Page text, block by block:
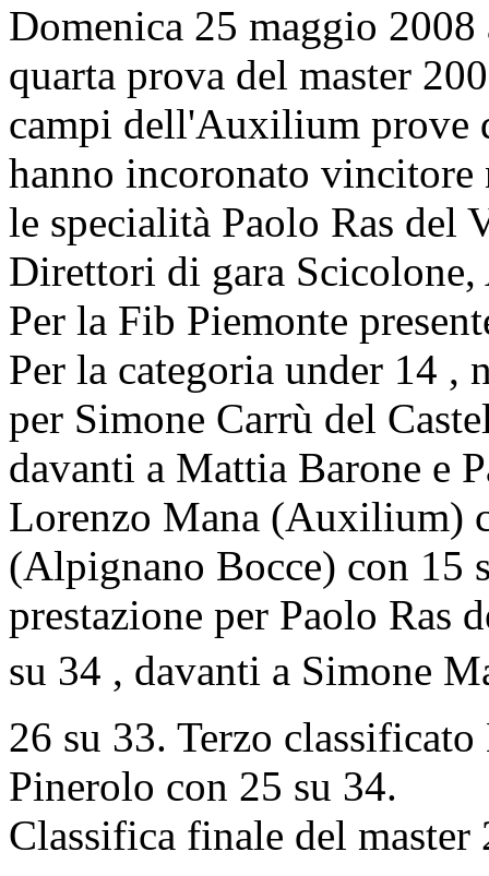
Domenica 25 maggio
quarta prova del master
campi dell'Auxilium prove
hanno incoronato
le specialità Paolo Ras del
Direttori di gara Scicolone,
Per la Fib Piemonte
Per la categoria under 14 ,
per Simone Carrù del
davanti a Mattia Barone e
Lorenzo Mana (Auxilium)
(Alpignano Bocce) con 15
prestazione per Paolo Ras
su 34 , davanti a Simone
26 su 33. Terzo
Pinerolo con 25 su 34.
Classifica finale del master